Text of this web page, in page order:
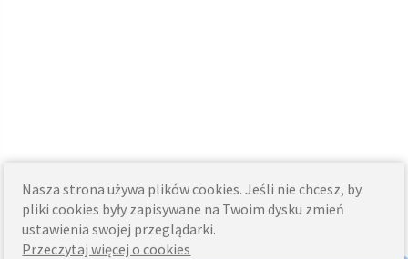
Nasza strona używa plików cookies. Jeśli nie chcesz, by
pliki cookies były zapisywane na Twoim dysku zmień
ustawienia swojej przeglądarki.
Przeczytaj więcej o cookies